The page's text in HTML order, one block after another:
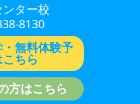
ター校
8130
無料体験予
ちら
方はこちら